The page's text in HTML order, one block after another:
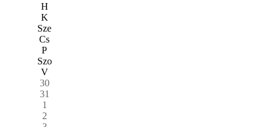
H
K
Sze
Cs
P
Szo
V
30
31
1
2